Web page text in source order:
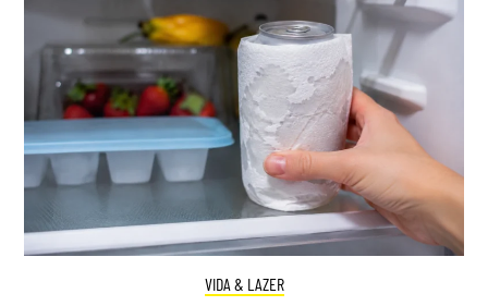
VIDA & LAZER